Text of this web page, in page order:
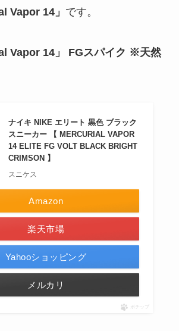
Vapor 14」 です。
Vapor 14」 FGスパイク ※天然
ナイキ NIKE エリート 黒色 ブラック
スニーカー 【 MERCURIAL VAPOR
14 ELITE FG VOLT BLACK BRIGHT
CRIMSON 】
スニケス
Amazon
楽天市場
Yahooショッピング
メルカリ
ポチップ